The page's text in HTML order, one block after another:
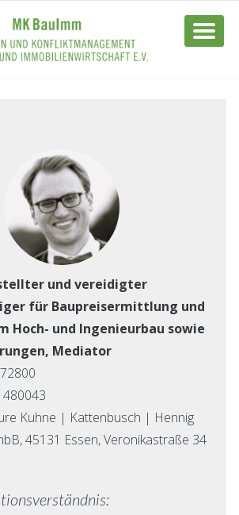
und vereidigter
für Baupreisermittlung und
Hoch- und Ingenieurbau sowie
Mediator
Kuhne | Kattenbusch | Hennig
45131 Essen, Veronikastraße 34